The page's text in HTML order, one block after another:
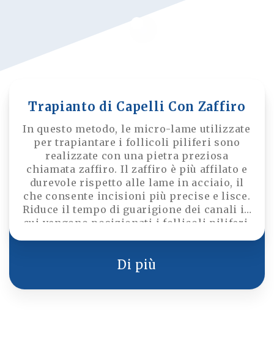
Trapianto di Capelli Con Zaffiro
In questo metodo, le micro-lame utilizzate
per trapiantare i follicoli piliferi sono
realizzate con una pietra preziosa
chiamata zaffiro. Il zaffiro è più affilato e
durevole rispetto alle lame in acciaio, il
che consente incisioni più precise e lisce.
Riduce il tempo di guarigione dei canali in
cui vengono posizionati i follicoli piliferi.
con un angolo e una densità più naturali.
Inoltre, il zaffiro riduce la probabilità di
gonfiore.
Di più